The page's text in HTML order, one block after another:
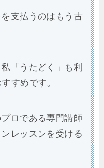
支払うのはもう古
「うたどく」も利
すめです。
ロである専門講師
レッスンを受ける